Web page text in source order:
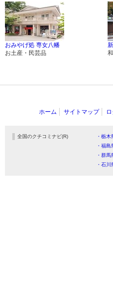
おみやげ処 専女八幡
お土産・民芸品
ホーム サイトマップ
全国のクチコミナビ(R) ・栃木
・福島
・群馬
・石川